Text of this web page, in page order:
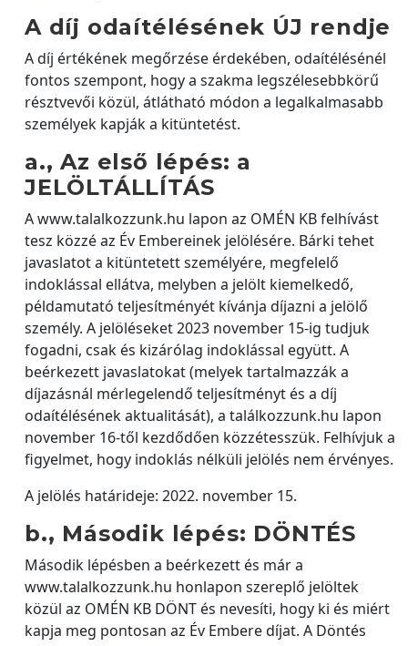
A díj odaítélésének ÚJ rendje
A díj értékének megőrzése érdekében, odaítélésénél
fontos szempont, hogy a szakma legszélesebbkörű
résztvevői közül, átlátható módon a legalkalmasabb
személyek kapják a kitüntetést.
a., Az első lépés: a
JELÖLTÁLLÍTÁS
A www.talalkozzunk.hu lapon az OMÉN KB felhívást
tesz közzé az Év Embereinek jelölésére. Bárki tehet
javaslatot a kitüntetett személyére, megfelelő
indoklással ellátva, melyben a jelölt kiemelkedő,
példamutató teljesítményét kívánja díjazni a jelölő
személy. A jelöléseket 2023 november 15-ig tudjuk
fogadni, csak és kizárólag indoklással együtt. A
beérkezett javaslatokat (melyek tartalmazzák a
díjazásnál mérlegelendő teljesítményt és a díj
odaítélésének aktualitását), a találkozzunk.hu lapon
november 16-től kezdődően közzétesszük. Felhívjuk a
figyelmet, hogy indoklás nélküli jelölés nem érvényes.
A jelölés határideje: 2022. november 15.
b., Második lépés: DÖNTÉS
Második lépésben a beérkezett és már a
www.talalkozzunk.hu honlapon szereplő jelöltek
közül az OMÉN KB DÖNT és nevesíti, hogy ki és miért
kapja meg pontosan az Év Embere díjat. A Döntés